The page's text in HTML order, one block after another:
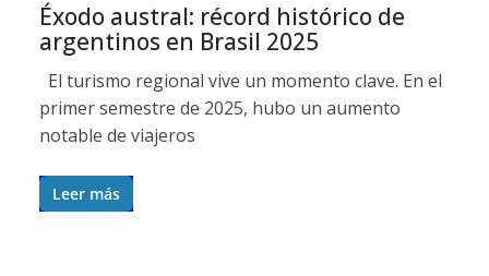
Éxodo austral: récord histórico de
argentinos en Brasil 2025
El turismo regional vive un momento clave. En el
primer semestre de 2025, hubo un aumento
notable de viajeros
Leer más